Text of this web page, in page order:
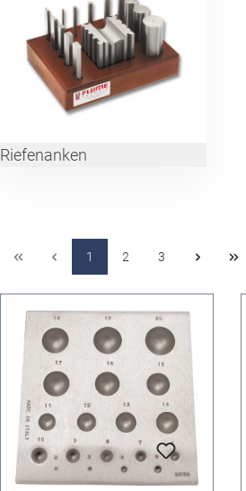
Riefenanken
1 2 3